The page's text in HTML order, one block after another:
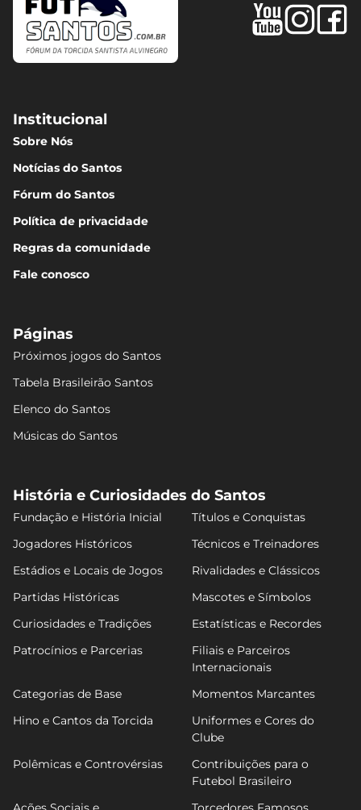
Institucional
Sobre Nós
Notícias do Santos
Fórum do Santos
Política de privacidade
Regras da comunidade
Fale conosco
Páginas
Próximos jogos do Santos
Tabela Brasileirão Santos
Elenco do Santos
Músicas do Santos
História e Curiosidades do Santos
Fundação e História Inicial
Títulos e Conquistas
Jogadores Históricos
Técnicos e Treinadores
Estádios e Locais de Jogos
Rivalidades e Clássicos
Partidas Históricas
Mascotes e Símbolos
Curiosidades e Tradições
Estatísticas e Recordes
Patrocínios e Parcerias
Filiais e Parceiros
Internacionais
Categorias de Base
Momentos Marcantes
Hino e Cantos da Torcida
Uniformes e Cores do
Clube
Polêmicas e Controvérsias
Contribuições para o
Futebol Brasileiro